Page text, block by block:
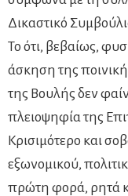
Δικαστικό
Το ότι, βεβαίως,
άσκηση της
της Βουλής δεν
πλειοψηφία της
Κρισιμότερο και
εξωνομικού,
πρώτη φορά, ρητά